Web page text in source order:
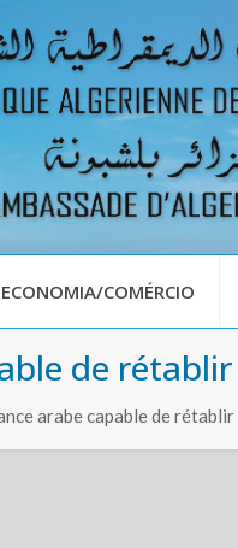
ECONOMIA/COMÉRCIO
de
arabe capable de